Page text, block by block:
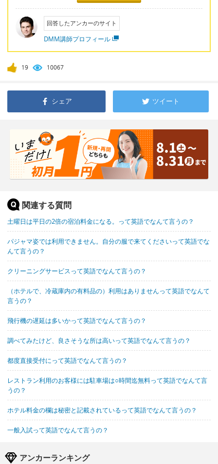
回答したアンカーのサイト
DMM講師プロフィール
19 10067
シェア ツイート
関連する質問
土曜日は平日の2倍の宿泊料金になる。って英語でなんて言うの？
パジャマ姿では利用できません。自分の服で来てくださいって英語でな
んて言うの？
クリーニングサービスって英語でなんて言うの？
（ホテルで、冷蔵庫内の有料品の）利用はありませんって英語でなんて
言うの？
飛行機の遅延は多いかって英語でなんて言うの？
調べてみたけど、良さそうな所は高いって英語でなんて言うの？
都度直接受付にって英語でなんて言うの？
レストラン利用のお客様には駐車場は○時間迄無料って英語でなんて言
うの？
ホテル料金の欄は秘密と記載されているって英語でなんて言うの？
一般入試って英語でなんて言うの？
アンカーランキング